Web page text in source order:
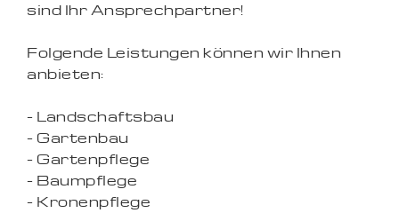
sind Ihr Ansprechpartner!
Folgende Leistungen können wir Ihnen
anbieten:
- Landschaftsbau
- Gartenbau
- Gartenpflege
- Baumpflege
- Kronenpflege